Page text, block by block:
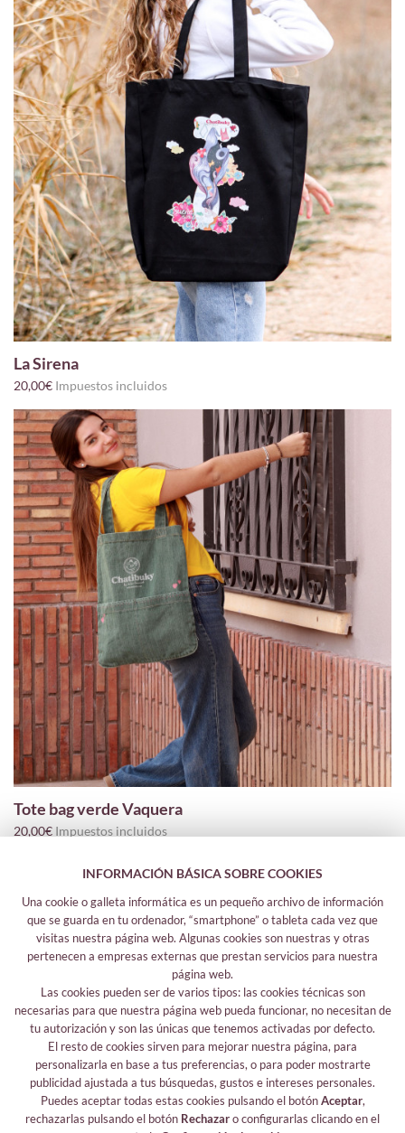
La Sirena
20,00€ Impuestos incluidos
Tote bag verde Vaquera
20,00€ Impuestos incluidos
Más información
Aviso legal
Sus datos seguros
Protección de datos
Política de cookies
INFORMACIÓN BÁSICA SOBRE COOKIES
Una cookie o galleta informática es un pequeño archivo de información
que se guarda en tu ordenador, “smartphone” o tableta cada vez que
visitas nuestra página web. Algunas cookies son nuestras y otras
pertenecen a empresas externas que prestan servicios para nuestra
página web.
Las cookies pueden ser de varios tipos: las cookies técnicas son
necesarias para que nuestra página web pueda funcionar, no necesitan de
tu autorización y son las únicas que tenemos activadas por defecto.
El resto de cookies sirven para mejorar nuestra página, para
personalizarla en base a tus preferencias, o para poder mostrarte
publicidad ajustada a tus búsquedas, gustos e intereses personales.
Puedes aceptar todas estas cookies pulsando el botónAceptar,
rechazarlas pulsando el botón Rechazaro configurarlas clicando en el